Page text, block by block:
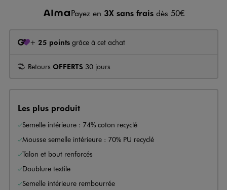
Payez en 3X sans frais dès 50€
+ 25 points grâce à cet achat
Retours OFFERTS 30 jours
Les plus produit
Semelle intérieure : 74% coton recyclé
Mousse semelle intérieure : 70% PU recyclé
Talon et bout renforcés
Doublure textile
Semelle intérieure rembourrée